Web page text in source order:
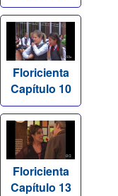
Floricienta
Capítulo 10
Floricienta
Capítulo 13